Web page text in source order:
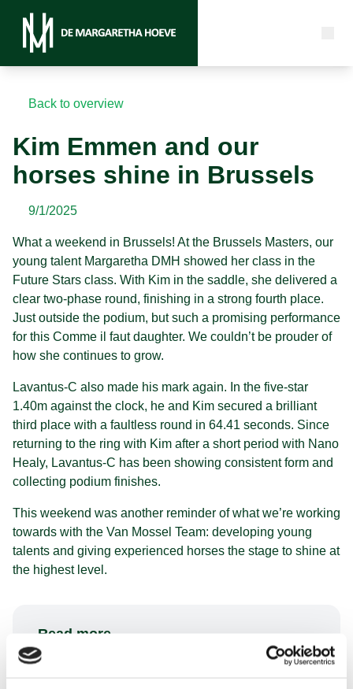
Back to overview
Kim Emmen and our
horses shine in Brussels
9/1/2025
What a weekend in Brussels! At the Brussels Masters, our
young talent Margaretha DMH showed her class in the
Future Stars class. With Kim in the saddle, she delivered a
clear two-phase round, finishing in a strong fourth place.
Just outside the podium, but such a promising performance
for this Comme il faut daughter. We couldn’t be prouder of
how she continues to grow.
Lavantus-C also made his mark again. In the five-star
1.40m against the clock, he and Kim secured a brilliant
third place with a faultless round in 64.41 seconds. Since
returning to the ring with Kim after a short period with Nano
Healy, Lavantus-C has been showing consistent form and
collecting podium finishes.
This weekend was another reminder of what we’re working
towards with the Van Mossel Team: developing young
talents and giving experienced horses the stage to shine at
the highest level.
Read more
https://online.equipe.com/startlists/1141715?